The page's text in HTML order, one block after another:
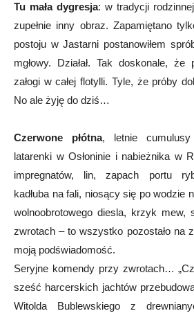
Tu mała dygresja: w tradycji
zupełnie inny obraz. Zapamiętano
postoju w Jastarni postanowiłem
mgłowy. Działał. Tak doskonale, że
załogi w całej flotylli. Tyle, że próby
No ale żyję do dziś…
Czerwone płótna, letnie
latarenki w Osłoninie i nabieżnika w
impregnatów, lin, zapach portu
kadłuba na fali, niosący się po wodzie
wolnoobrotowego diesla, krzyk mew,
zwrotach – to wszystko pozostało na
moją podświadomość.
Seryjne komendy przy zwrotach…
sześć harcerskich jachtów
Witolda Bublewskiego z